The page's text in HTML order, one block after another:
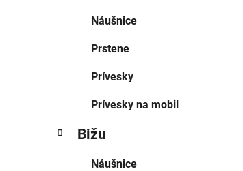
Náušnice
Prstene
Prívesky
Prívesky na mobil
Bižu
Náušnice